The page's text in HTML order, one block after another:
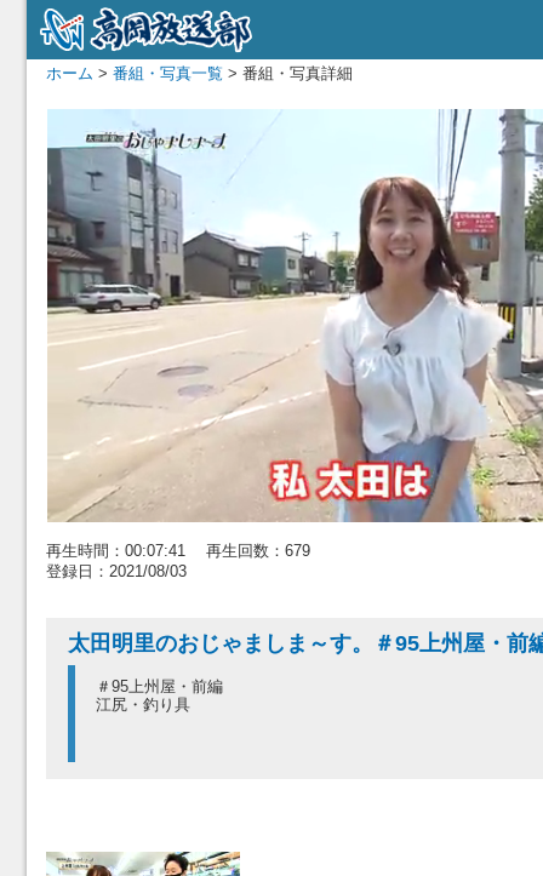
ホーム > 番組・写真一覧 > 番組・写真詳細
再生時間：00:07:41 再生回数：679
登録日：2021/08/03
太田明里のおじゃましま～す。＃95上州屋・前
＃95上州屋・前編
江尻・釣り具